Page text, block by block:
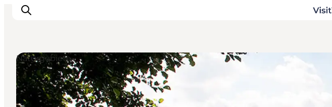
Erlebnisse
Veranstaltungen
Naturgebiete